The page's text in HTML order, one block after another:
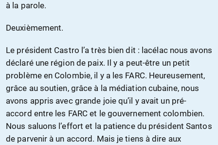
à la parole.
Deuxièmement.
Le président Castro l’a très bien dit : lacélac nous avons
déclaré une région de paix. Il y a peut-être un petit
problème en Colombie, il y a les FARC. Heureusement,
grâce au soutien, grâce à la médiation cubaine, nous
avons appris avec grande joie qu’il y avait un pré-
accord entre les FARC et le gouvernement colombien.
Nous saluons l’effort et la patience du président Santos
de parvenir à un accord. Mais je tiens à dire aux